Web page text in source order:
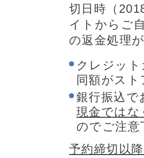
切日時（
イトからご
の返金処理
クレジッ
同額がス
銀行振込で
現金では
のでご注意
予約締切以